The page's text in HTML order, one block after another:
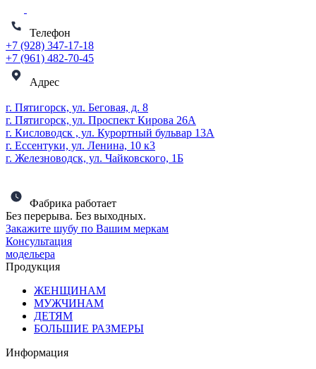
Телефон
+7 (928) 347-17-18
+7 (961) 482-70-45
Адрес
г. Пятигорск, ул. Беговая, д. 8
г. Пятигорск, ул. Проспект Кирова 26А
г. Кисловодск , ул. Курортный бульвар 13А
г. Ессентуки, ул. Ленина, 10 к3
г. Железноводск, ул. Чайковского, 1Б
Фабрика работает
Без перерыва. Без выходных.
Закажите шубу по Вашим меркам
Консультация
модельера
Продукция
ЖЕНЩИНАМ
МУЖЧИНАМ
ДЕТЯМ
БОЛЬШИЕ РАЗМЕРЫ
Информация